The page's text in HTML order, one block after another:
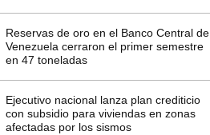
Reservas de oro en el Banco Central de
Venezuela cerraron el primer semestre
en 47 toneladas
Ejecutivo nacional lanza plan crediticio
con subsidio para viviendas en zonas
afectadas por los sismos